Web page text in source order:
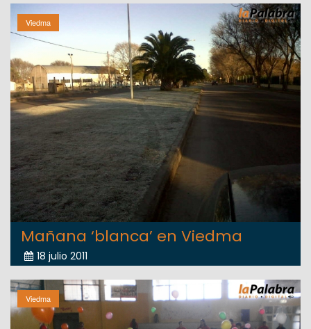
Viedma
Mañana ‘blanca’ en Viedma
18 julio 2011
Viedma